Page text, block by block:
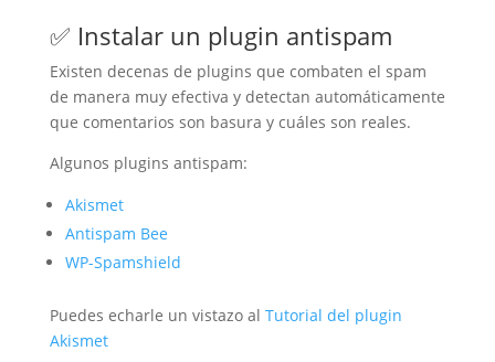
✅ Instalar un plugin antispam
Existen decenas de plugins que combaten el spam
de manera muy efectiva y detectan automáticamente
que comentarios son basura y cuáles son reales.
Algunos plugins antispam:
Akismet
Antispam Bee
WP-Spamshield
Puedes echarle un vistazo al Tutorial del plugin
Akismet